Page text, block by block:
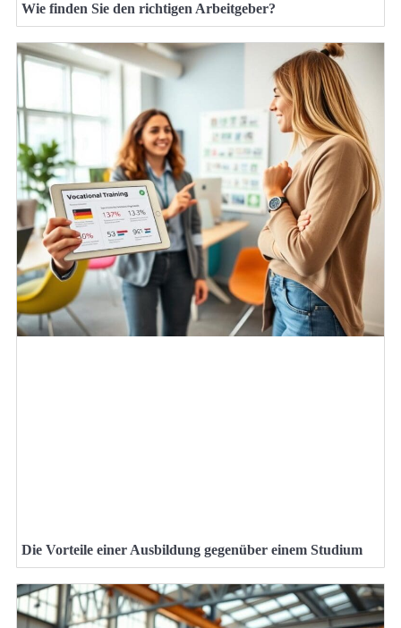
Wie finden Sie den richtigen Arbeitgeber?
Die Vorteile einer Ausbildung gegenüber einem Studium